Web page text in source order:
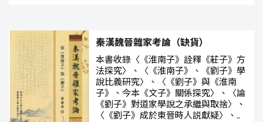
秦漢魏晉雜家考論（缺貨）
本書收錄〈《淮南子》詮釋《莊子》方
法探究〉、〈《淮南子》、《劉子》學
說比義研究〉、〈《劉子》與《淮南
子》、今本《文子》關係探究〉、〈論
《劉子》對道家學說之承繼與取捨〉、
〈《劉子》成於東晉時人説獻疑〉、..